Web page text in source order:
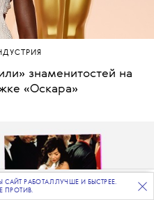
ВЕЧЕРНЮЮ РАССЫЛКУ
знаменитостей на
«Оскара»
РАБОТАЛ ЛУЧШЕ И БЫСТРЕЕ.
ПРОТИВ.